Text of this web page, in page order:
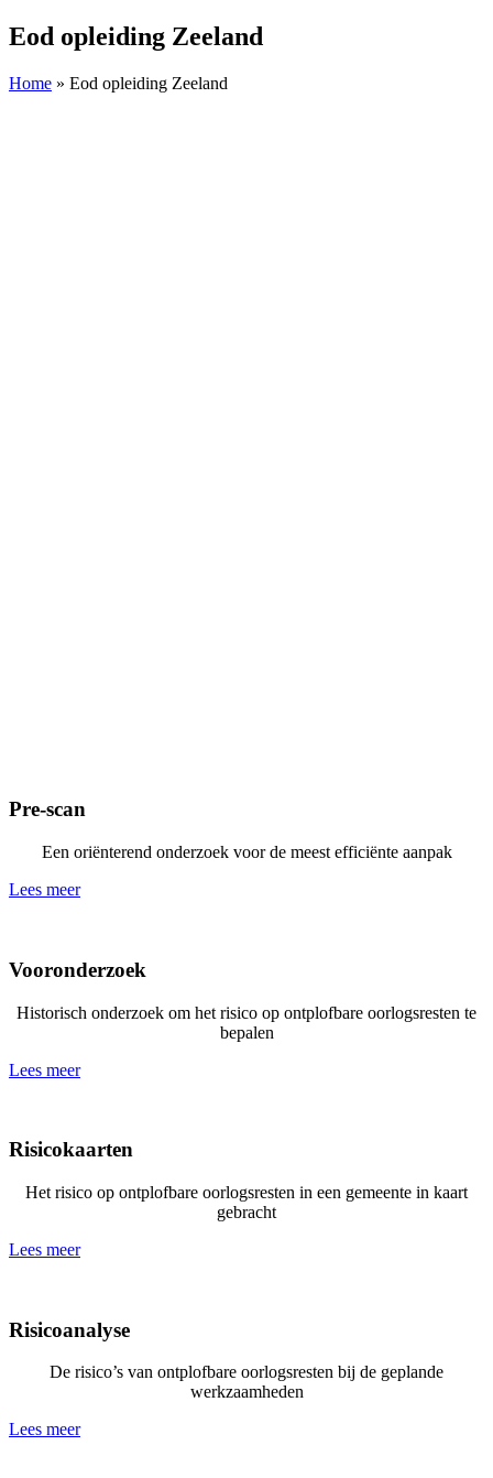
Eod opleiding Zeeland
Home » Eod opleiding Zeeland
Pre-scan
Een oriënterend onderzoek voor de meest efficiënte aanpak
Lees meer
Vooronderzoek
Historisch onderzoek om het risico op ontplofbare oorlogsresten te
bepalen
Lees meer
Risicokaarten
Het risico op ontplofbare oorlogsresten in een gemeente in kaart
gebracht
Lees meer
Risicoanalyse
De risico’s van ontplofbare oorlogsresten bij de geplande
werkzaamheden
Lees meer